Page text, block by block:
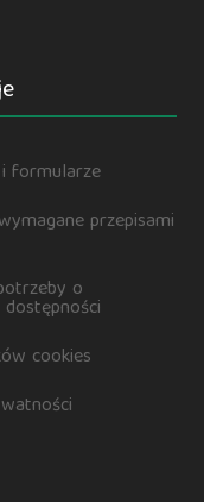
formularze
przepisami
o
cookies